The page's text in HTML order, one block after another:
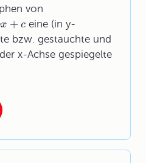
von
x + c eine (in y-
bzw. gestauchte und
x-Achse gespiegelte